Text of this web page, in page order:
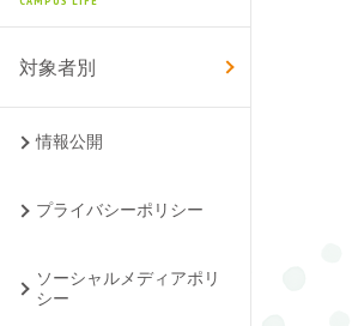
対象者別
情報公開
プライバシーポリシー
ソーシャルメディアポリ
シー